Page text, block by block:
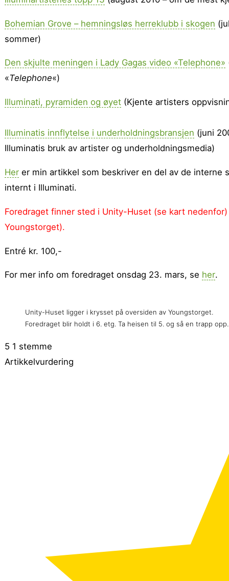
Bohemian Grove – hemningsløs herreklubb i skogen
sommer)
Den skjulte meningen i Lady Gagas video «Telephone»
«Telephone«)
Illuminati, pyramiden og øyet (Kjente artisters
Illuminatis innflytelse i underholdningsbransjen (juni
Illuminatis bruk av artister og underholdningsmedia)
Her er min artikkel som beskriver en del av de interne
internt i Illuminati.
Foredraget finner sted i Unity-Huset (se kart
Youngstorget).
Entré kr. 100,-
For mer info om foredraget onsdag 23. mars, se her.
Unity-Huset ligger i krysset på oversiden av Youngstorget.
Foredraget blir holdt i 6. etg. Ta heisen til 5. og så en trapp opp.
5 1 stemme
Artikkelvurdering